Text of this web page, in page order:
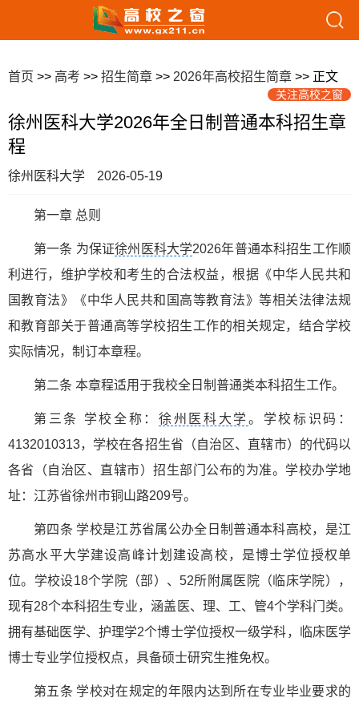
首页 >> 高考 >> 招生简章 >> 2026年高校招生简章 >> 正文
关注高校之窗
徐州医科大学2026年全日制普通本科招生章
程
徐州医科大学 2026-05-19
第一章 总则
第一条 为保证徐州医科大学2026年普通本科招生工作顺
利进行，维护学校和考生的合法权益，根据《中华人民共和
国教育法》《中华人民共和国高等教育法》等相关法律法规
和教育部关于普通高等学校招生工作的相关规定，结合学校
实际情况，制订本章程。
第二条 本章程适用于我校全日制普通类本科招生工作。
第三条 学校全称： 徐州医科大学。学校标识码：
4132010313，学校在各招生省（自治区、直辖市）的代码以
各省（自治区、直辖市）招生部门公布的为准。学校办学地
址：江苏省徐州市铜山路209号。
第四条 学校是江苏省属公办全日制普通本科高校，是江
苏高水平大学建设高峰计划建设高校，是博士学位授权单
位。学校设18个学院（部）、52所附属医院（临床学院），
现有28个本科招生专业，涵盖医、理、工、管4个学科门类。
拥有基础医学、护理学2个博士学位授权一级学科，临床医学
博士专业学位授权点，具备硕士研究生推免权。
第五条 学校对在规定的年限内达到所在专业毕业要求的